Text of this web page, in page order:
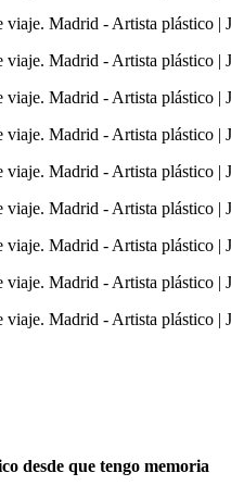
desde que tengo memoria